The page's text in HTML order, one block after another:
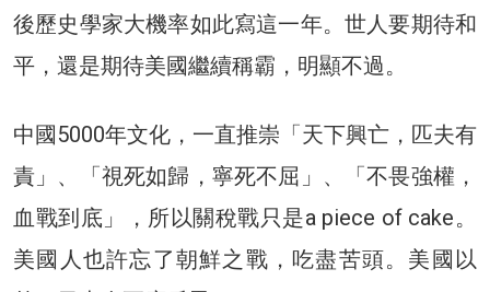
後歷史學家大機率如此寫這一年。世人要期待和
平，還是期待美國繼續稱霸，明顯不過。
中國5000年文化，一直推崇「天下興亡，匹夫有
責」、「視死如歸，寧死不屈」、「不畏強權，
血戰到底」，所以關稅戰只是a piece of cake。
美國人也許忘了朝鮮之戰，吃盡苦頭。美國以